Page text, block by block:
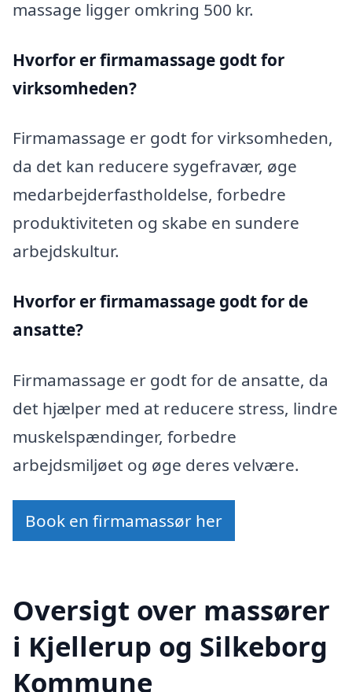
massage ligger omkring 500 kr.
Hvorfor er firmamassage godt for
virksomheden?
Firmamassage er godt for virksomheden,
da det kan reducere sygefravær, øge
medarbejderfastholdelse, forbedre
produktiviteten og skabe en sundere
arbejdskultur.
Hvorfor er firmamassage godt for de
ansatte?
Firmamassage er godt for de ansatte, da
det hjælper med at reducere stress, lindre
muskelspændinger, forbedre
arbejdsmiljøet og øge deres velvære.
Book en firmamassør her
Oversigt over massører
i Kjellerup og Silkeborg
Kommune